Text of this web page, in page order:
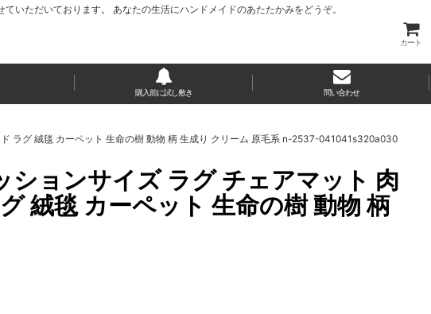
いただいております。 あなたの生活にハンドメイドのあたたかみをどうぞ。
カート
購入前に試し敷き 問い合わせ
ラグ 絨毯 カーペット 生命の樹 動物 柄 生成り クリーム 原毛系 n-2537-041041s320a030
ョンサイズ ラグ チェアマット 肉
絨毯 カーペット 生命の樹 動物 柄